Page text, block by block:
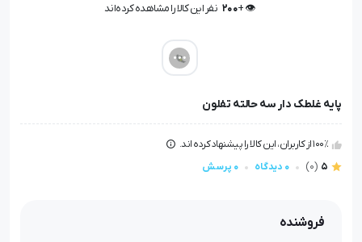
👁️ +
200 نفر این کالا را مشاهده کرده‌اند
پایه غلطک دار سه حالته تفلون
100٪ از کاربران، این کالا را پیشنهاد کرده اند.
5
(0) 0 دیدگاه 0 پرسش
فروشنده